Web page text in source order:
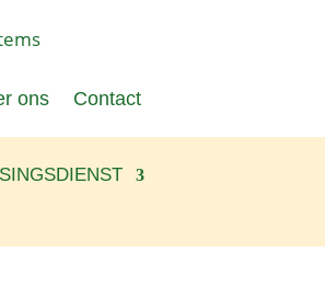
ons Contact